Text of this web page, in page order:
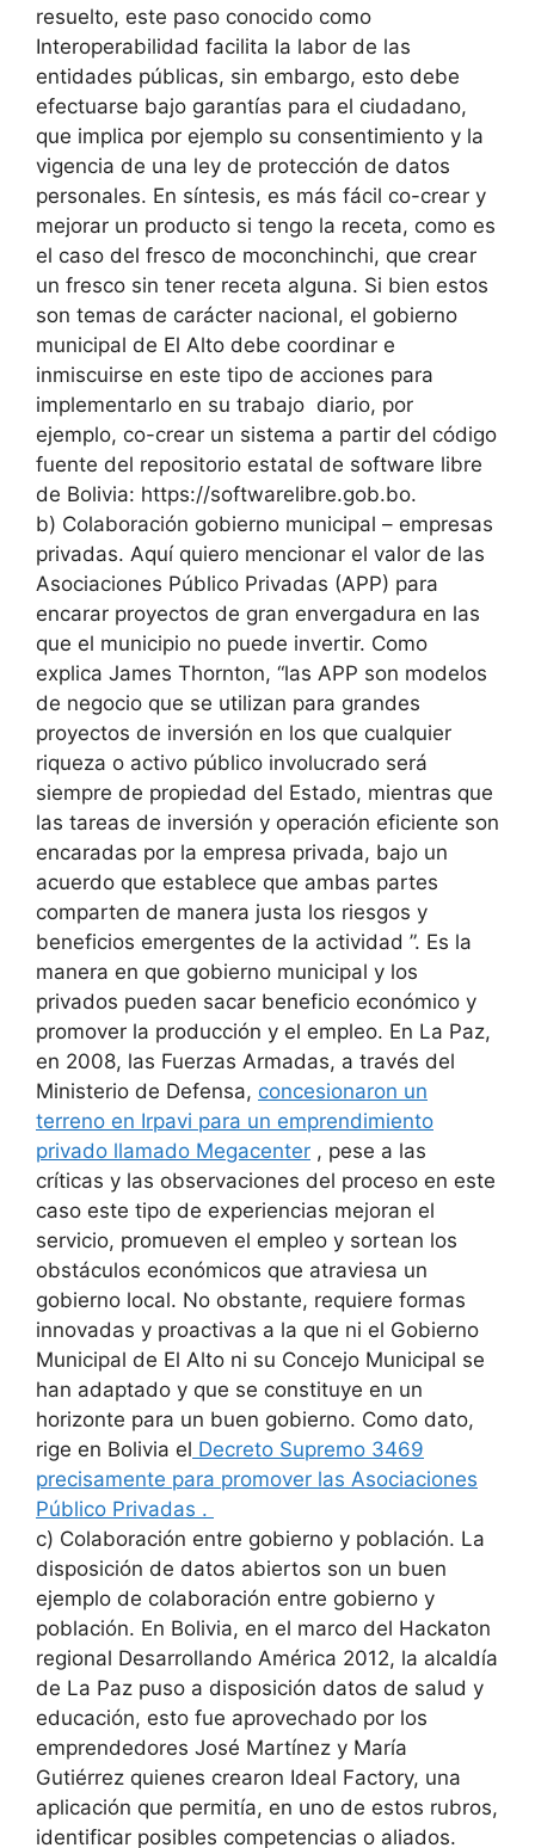
resuelto, este paso conocido como
Interoperabilidad facilita la labor de las
entidades públicas, sin embargo, esto debe
efectuarse bajo garantías para el ciudadano,
que implica por ejemplo su consentimiento y la
vigencia de una ley de protección de datos
personales. En síntesis, es más fácil co-crear y
mejorar un producto si tengo la receta, como es
el caso del fresco de moconchinchi, que crear
un fresco sin tener receta alguna. Si bien estos
son temas de carácter nacional, el gobierno
municipal de El Alto debe coordinar e
inmiscuirse en este tipo de acciones para
implementarlo en su trabajo diario, por
ejemplo, co-crear un sistema a partir del código
fuente del repositorio estatal de software libre
de Bolivia: https://softwarelibre.gob.bo.
b) Colaboración gobierno municipal – empresas
privadas. Aquí quiero mencionar el valor de las
Asociaciones Público Privadas (APP) para
encarar proyectos de gran envergadura en las
que el municipio no puede invertir. Como
explica James Thornton, “las APP son modelos
de negocio que se utilizan para grandes
proyectos de inversión en los que cualquier
riqueza o activo público involucrado será
siempre de propiedad del Estado, mientras que
las tareas de inversión y operación eficiente son
encaradas por la empresa privada, bajo un
acuerdo que establece que ambas partes
comparten de manera justa los riesgos y
beneficios emergentes de la actividad ”. Es la
manera en que gobierno municipal y los
privados pueden sacar beneficio económico y
promover la producción y el empleo. En La Paz,
en 2008, las Fuerzas Armadas, a través del
Ministerio de Defensa, concesionaron un
terreno en Irpavi para un emprendimiento
privado llamado Megacenter , pese a las
críticas y las observaciones del proceso en este
caso este tipo de experiencias mejoran el
servicio, promueven el empleo y sortean los
obstáculos económicos que atraviesa un
gobierno local. No obstante, requiere formas
innovadas y proactivas a la que ni el Gobierno
Municipal de El Alto ni su Concejo Municipal se
han adaptado y que se constituye en un
horizonte para un buen gobierno. Como dato,
rige en Bolivia el Decreto Supremo 3469
precisamente para promover las Asociaciones
Público Privadas .
c) Colaboración entre gobierno y población. La
disposición de datos abiertos son un buen
ejemplo de colaboración entre gobierno y
población. En Bolivia, en el marco del Hackaton
regional Desarrollando América 2012, la alcaldía
de La Paz puso a disposición datos de salud y
educación, esto fue aprovechado por los
emprendedores José Martínez y María
Gutiérrez quienes crearon Ideal Factory, una
aplicación que permitía, en uno de estos rubros,
identificar posibles competencias o aliados.